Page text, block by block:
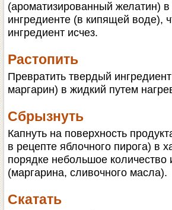
(ароматизированный желатин)
ингредиенте (в кипящей воде),
ингредиент исчез.
Растопить
Превратить твердый
маргарин) в жидкий путем
Сбрызнуть
Капнуть на поверхность
в рецепте яблочного пирога) в
порядке небольшое количество
(маргарина, сливочного масла).
Скатать